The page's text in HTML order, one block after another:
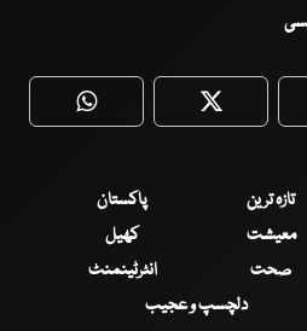
WhatsApp Twitter
تازہ ترین
پاکستان
معیشت
کھیل
صحت
انٹرٹینمنٹ
دلچسپ و عجیب